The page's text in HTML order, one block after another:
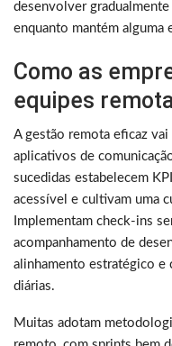
desenvolver
enquanto mantém alguma
Como as
equipes
A gestão remota eficaz
aplicativos de
sucedidas estabelecem
acessível e cultivam uma
Implementam check-ins
acompanhamento de
alinhamento estratégico e
diárias.
Muitas adotam